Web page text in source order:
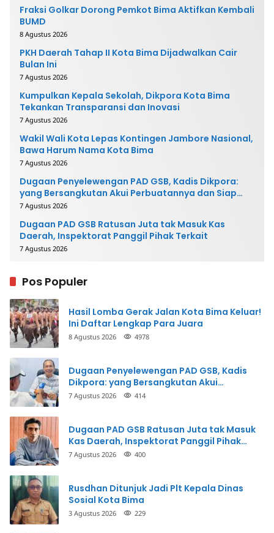
Fraksi Golkar Dorong Pemkot Bima Aktifkan Kembali
BUMD
8 Agustus 2026
PKH Daerah Tahap II Kota Bima Dijadwalkan Cair
Bulan Ini
7 Agustus 2026
Kumpulkan Kepala Sekolah, Dikpora Kota Bima
Tekankan Transparansi dan Inovasi
7 Agustus 2026
Wakil Wali Kota Lepas Kontingen Jambore Nasional,
Bawa Harum Nama Kota Bima
7 Agustus 2026
Dugaan Penyelewengan PAD GSB, Kadis Dikpora:
yang Bersangkutan Akui Perbuatannya dan Siap
Mengembalikan Uang
7 Agustus 2026
Dugaan PAD GSB Ratusan Juta tak Masuk Kas
Daerah, Inspektorat Panggil Pihak Terkait
7 Agustus 2026
Pos Populer
Hasil Lomba Gerak Jalan Kota Bima Keluar!
Ini Daftar Lengkap Para Juara
8 Agustus 2026 4978
Dugaan Penyelewengan PAD GSB, Kadis
Dikpora: yang Bersangkutan Akui
Perbuatannya dan Siap Mengembalikan
7 Agustus 2026 414
Dugaan PAD GSB Ratusan Juta tak Masuk
Kas Daerah, Inspektorat Panggil Pihak
Terkait
7 Agustus 2026 400
Rusdhan Ditunjuk Jadi Plt Kepala Dinas
Sosial Kota Bima
3 Agustus 2026 229